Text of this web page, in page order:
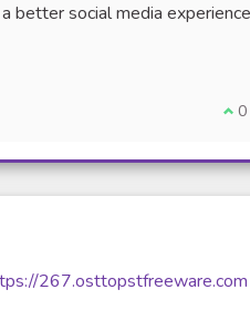
better social media
Je0
267.osttopstfreeware.com